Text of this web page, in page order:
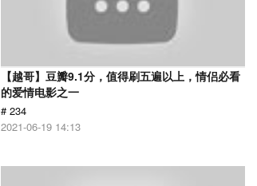
【越哥】豆瓣9.1分，值得刷五遍以上，情侣必看
的爱情电影之一
# 234
2021-06-19 14:13